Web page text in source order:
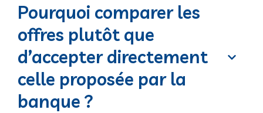
Pourquoi comparer les
offres plutôt que
d’accepter directement
celle proposée par la
banque ?